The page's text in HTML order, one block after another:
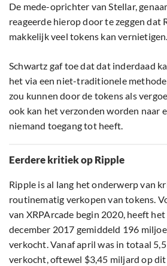
De mede-oprichter van Stellar,
reageerde hierop door te zeggen dat
makkelijk veel tokens kan vernietigen.
Schwartz gaf toe dat dat inderdaad
het via een niet-traditionele
zou kunnen door de tokens als
ook kan het verzonden worden naar
niemand toegang tot heeft.
Eerdere kritiek op Ripple
Ripple is al lang het onderwerp van
routinematig verkopen van tokens.
van XRPArcade begin 2020, heeft
december 2017 gemiddeld 196
verkocht. Vanaf april was in totaal
verkocht, oftewel $3,45 miljard op